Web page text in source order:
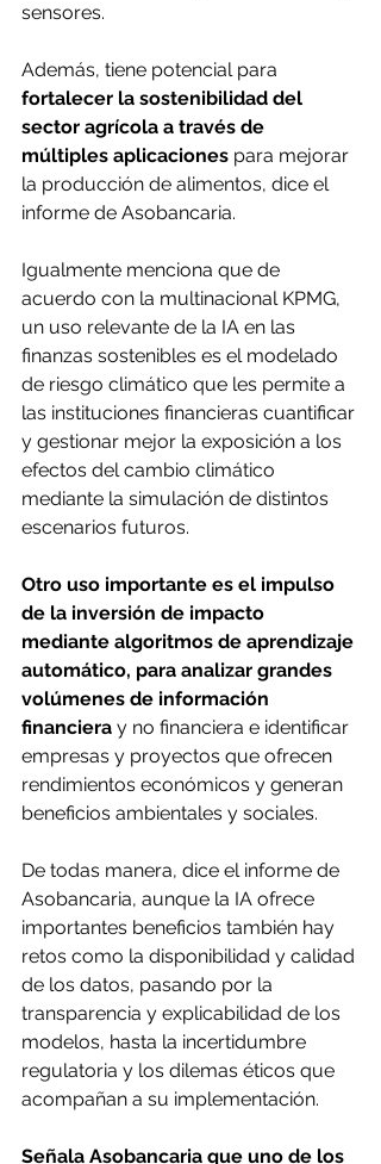
sensores.
Además, tiene potencial para
fortalecer la sostenibilidad del
sector agrícola a través de
múltiples aplicaciones para mejorar
la producción de alimentos, dice el
informe de Asobancaria.
Igualmente menciona que de
acuerdo con la multinacional KPMG,
un uso relevante de la IA en las
finanzas sostenibles es el modelado
de riesgo climático que les permite a
las instituciones financieras cuantificar
y gestionar mejor la exposición a los
efectos del cambio climático
mediante la simulación de distintos
escenarios futuros.
Otro uso importante es el impulso
de la inversión de impacto
mediante algoritmos de aprendizaje
automático, para analizar grandes
volúmenes de información
financiera y no financiera e identificar
empresas y proyectos que ofrecen
rendimientos económicos y generan
beneficios ambientales y sociales.
De todas manera, dice el informe de
Asobancaria, aunque la IA ofrece
importantes beneficios también hay
retos como la disponibilidad y calidad
de los datos, pasando por la
transparencia y explicabilidad de los
modelos, hasta la incertidumbre
regulatoria y los dilemas éticos que
acompañan a su implementación.
Señala Asobancaria que uno de los